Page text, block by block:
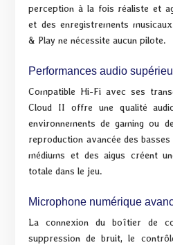
perception à la fois réaliste et
et des enregistrements
& Play ne nécessite aucun pilote.
Performances audio
Compatible Hi-Fi avec ses
Cloud II offre une qualité
environnements de gaming ou
reproduction avancée des
médiums et des aigus créent
totale dans le jeu.
Microphone numérique
La connexion du boîtier de
suppression de bruit, le